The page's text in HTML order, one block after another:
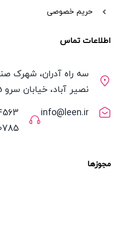
حریم خصوصی
اطلاعات تماس
سه راه آدران، شهرک
نصیر آباد، خیابان سرو 5، پلاک C38
info@leen.ir
مجوزها